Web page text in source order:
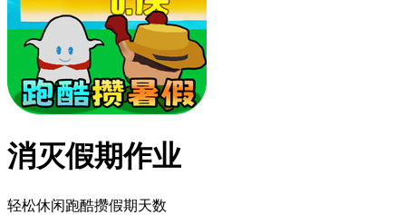
消灭假期作业
轻松休闲跑酷攒假期天数